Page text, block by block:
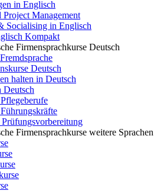
in Englisch
Project Management
Socialising in Englisch
Kompakt
Firmensprachkurse Deutsch
Deutsch
halten in Deutsch
Deutsch
Firmensprachkurse weitere Sprachen